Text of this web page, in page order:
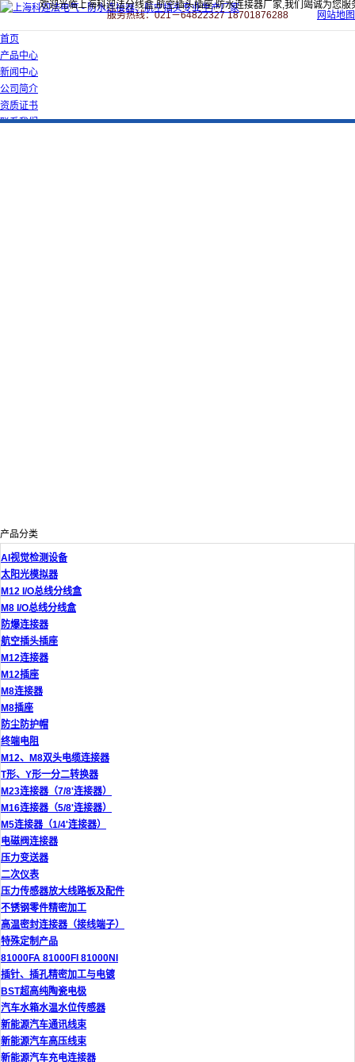
欢迎光临上海科迎法分线盒,航空插头插座,防水连接器厂家,我们竭诚为您服
服务热线：021－64822327 18701876288
网站地图
首页
产品中心
新闻中心
公司简介
资质证书
联系我们
产品分类
AI视觉检测设备
太阳光模拟器
M12 I/O总线分线盒
M8 I/O总线分线盒
防爆连接器
航空插头插座
M12连接器
M12插座
M8连接器
M8插座
防尘防护帽
终端电阻
M12、M8双头电缆连接器
T形、Y形一分二转换器
M23连接器（7/8'连接器）
M16连接器（5/8'连接器）
M5连接器（1/4'连接器）
电磁阀连接器
压力变送器
二次仪表
压力传感器放大线路板及配件
不锈钢零件精密加工
高温密封连接器（接线端子）
特殊定制产品
81000FA 81000FI 81000NI
插针、插孔精密加工与电镀
BST超高纯陶瓷电极
汽车水箱水温水位传感器
新能源汽车通讯线束
新能源汽车高压线束
新能源汽车充电连接器